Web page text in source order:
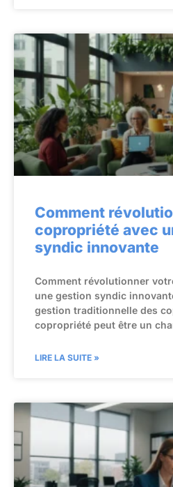
Comment
copropriété avec
syndic innovante
Comment révolutionner
une gestion syndic
gestion traditionnelle des
copropriété peut être un
LIRE LA SUITE »